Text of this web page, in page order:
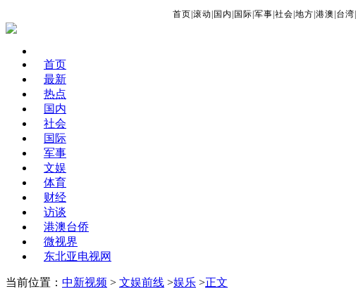
首页 滚动 国内 国际 军事 社会 地方 港澳 台湾
首页
最新
热点
国内
社会
国际
军事
文娱
体育
财经
访谈
港澳台侨
微视界
东北亚电视网
当前位置： 中新视频 > 文娱前线 >娱乐 >正文